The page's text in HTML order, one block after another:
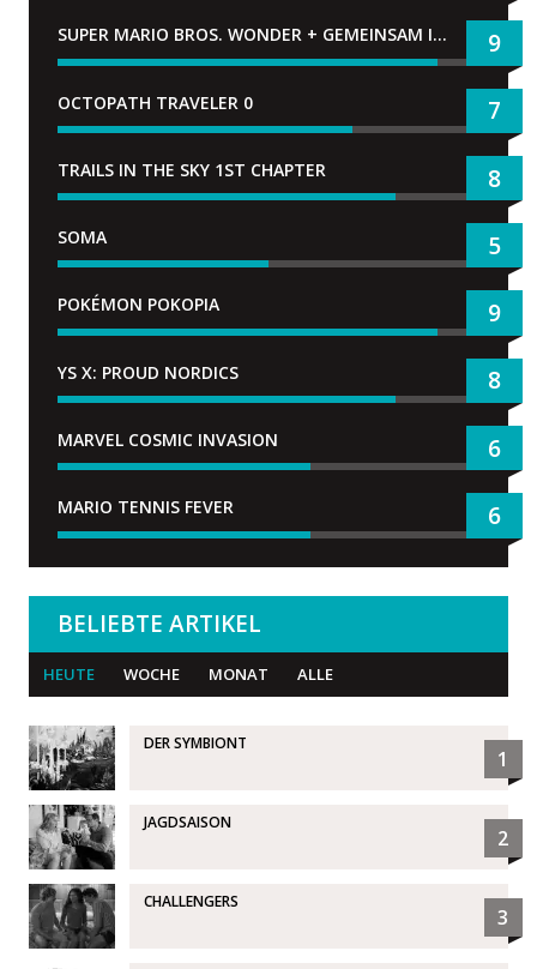
SUPER MARIO BROS. WONDER + GEMEINSAM IM BELLABEL-PARK 9
OCTOPATH TRAVELER 0 7
TRAILS IN THE SKY 1ST CHAPTER 8
SOMA 5
POKÉMON POKOPIA 9
YS X: PROUD NORDICS 8
MARVEL COSMIC INVASION 6
MARIO TENNIS FEVER 6
BELIEBTE ARTIKEL
HEUTE WOCHE MONAT ALLE
DER SYMBIONT
1
JAGDSAISON
2
CHALLENGERS
3